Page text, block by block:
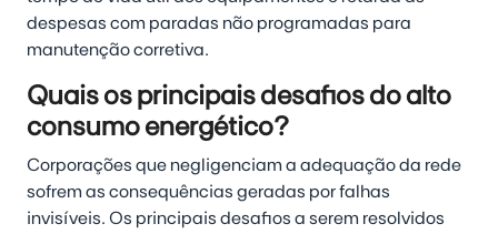
despesas com paradas não programadas para
manutenção corretiva.
Quais os principais desafios do alto
consumo energético?
Corporações que negligenciam a adequação da rede
sofrem as consequências geradas por falhas
invisíveis. Os principais desafios a serem resolvidos